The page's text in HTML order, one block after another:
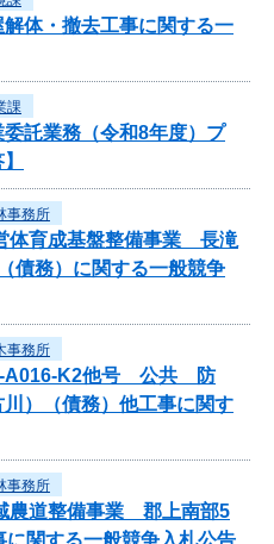
解体・撤去工事に関する一
課
託業務（令和8年度）プ
事務所
体育成基盤整備事業 長滝
債務）に関する一般競争
事務所
A016-K2他号 公共 防
）（債務）他工事に関す
事務所
農道整備事業 郡上南部5
関する一般競争入札公告